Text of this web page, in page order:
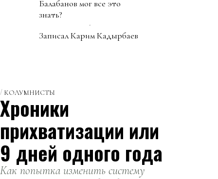
Балабанов мог все это
знать?
Записал Карим Кадырбаев
КОЛУМНИСТЫ
Хроники
прихватизации или
9 дней одного года
Как попытка изменить систему